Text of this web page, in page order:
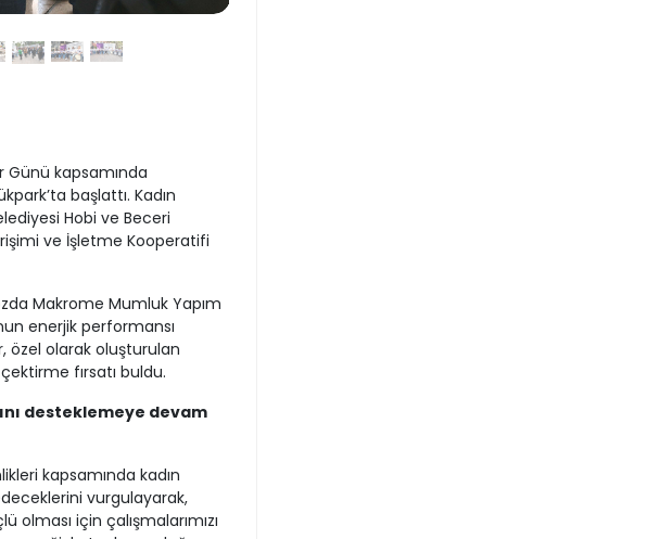
Günü kapsamında
başlattı. Kadın
Hobi ve Beceri
ve İşletme Kooperatifi
Makrome Mumluk Yapım
enerjik performansı
özel olarak oluşturulan
fırsatı buldu.
desteklemeye devam
kapsamında kadın
vurgulayarak,
olması için çalışmalarımızı